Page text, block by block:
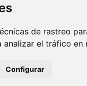
de rastreo
analizar el tráfico
Configurar